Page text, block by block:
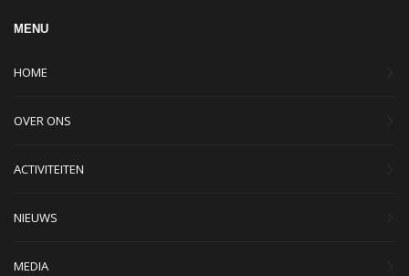
MENU
HOME
OVER ONS
ACTIVITEITEN
NIEUWS
MEDIA